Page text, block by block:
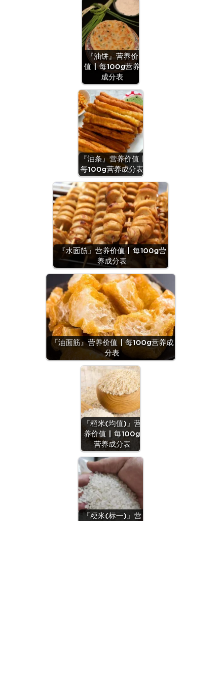
『油饼』营养价
值 | 每100g营养
成分表
『油条』营养价值 |
每100g营养成分表
『水面筋』营养价值 | 每100g营
养成分表
『油面筋』营养价值 | 每100g营养成
分表
『稻米(均值)』营
养价值 | 每100g
营养成分表
『粳米(标一)』营